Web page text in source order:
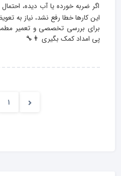
اگر ضربه خورده یا آب دیده،
این کارها خطا رفع نشد، نیاز به
پی امداد کمک بگیری 👨‍🔧
1